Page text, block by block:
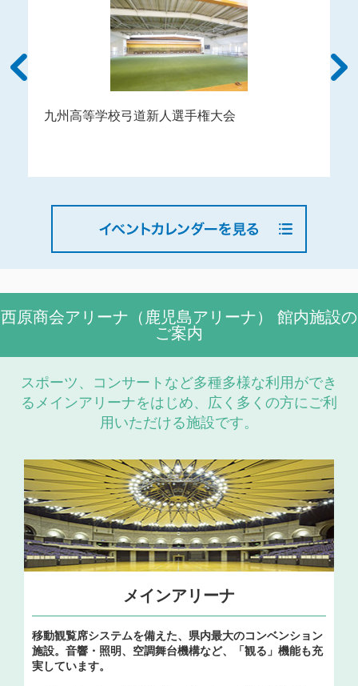
九州高等学校弓道新人選手権大会
西原商会アリーナ（鹿児島アリーナ） 館内施設の
ご案内
スポーツ、コンサートなど多種多様な利用ができ
るメインアリーナをはじめ、広く多くの方にご利
用いただける施設です。
メインアリーナ
移動観覧席システムを備えた、県内最大のコンベンション
施設。音響・照明、空調舞台機構など、「観る」機能も充
実しています。